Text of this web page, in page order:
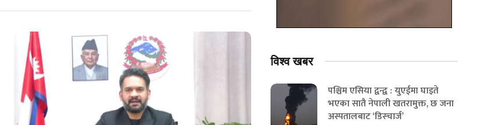
विश्वखबर
पश्चिम एसिया द्वन्द्व : युएईमा घाइते
भएका सातै नेपाली खतरामुक्त, छ जना
अस्पतालबाट ‘डिस्चार्ज’